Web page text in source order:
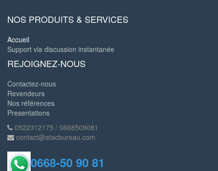
NOS PRODUITS & SERVICES
Accueil
Support via discussion instantanée
REJOIGNEZ-NOUS
Contactez-nous
Revendeurs
Nos références
Presentations
0522312175 / 0668509081
contact@atacbureau.com
0668-50 90 81